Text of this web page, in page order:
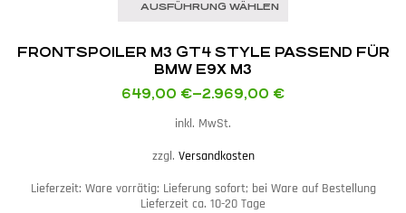
AUSFÜHRUNG WÄHLEN
FRONTSPOILER M3 GT4 STYLE PASSEND FÜR
BMW E9X M3
649,00 €–2.969,00 €
inkl. MwSt.
zzgl. Versandkosten
Lieferzeit: Ware vorrätig: Lieferung sofort; bei Ware auf Bestellung
Lieferzeit ca. 10-20 Tage